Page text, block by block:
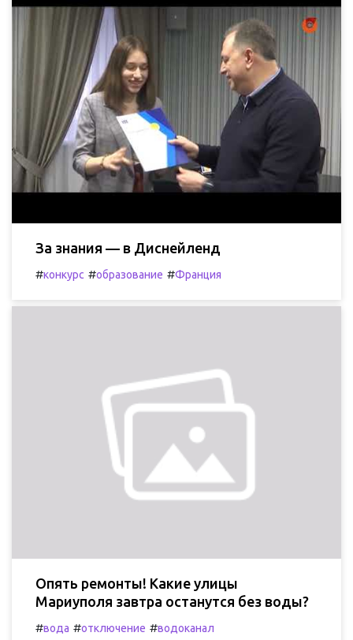
За знания — в Диснейленд
#конкурс #образование #Франция
Опять ремонты! Какие улицы
Мариуполя завтра останутся без воды?
#вода #отключение #водоканал